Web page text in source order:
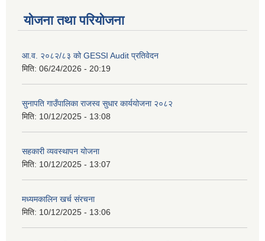
योजना तथा परियोजना
आ.व. २०८२/८३ को GESSI Audit प्रतिवेदन
मिति: 06/24/2026 - 20:19
सुनापति गाउँपालिका राजस्व सुधार कार्ययोजना २०८२
मिति: 10/12/2025 - 13:08
सहकारी व्यवस्थापन योजना
मिति: 10/12/2025 - 13:07
मध्यमकालिन खर्च संरचना
मिति: 10/12/2025 - 13:06